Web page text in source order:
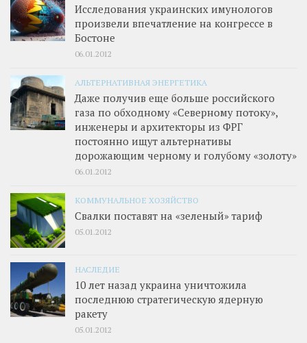
Исследования украинских имунологов
произвели впечатление на конгрессе в
Бостоне
06.01.2012
АЛЬТЕРНАТИВНАЯ ЭНЕРГЕТИКА
Даже получив еще больше российского
газа по обходному «Северному потоку»,
инженеры и архитекторы из ФРГ
постоянно ищут альтернативы
дорожающим черному и голубому «золоту»
06.01.2012
КОММУНАЛЬНОЕ ХОЗЯЙСТВО
Свалки поставят на «зеленый» тариф
05.01.2012
НАСЛЕДИЕ
10 лет назад украина уничтожила
последнюю стратегическую ядерную
ракету
05.01.2012